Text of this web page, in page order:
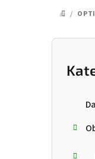
DOMOV
/